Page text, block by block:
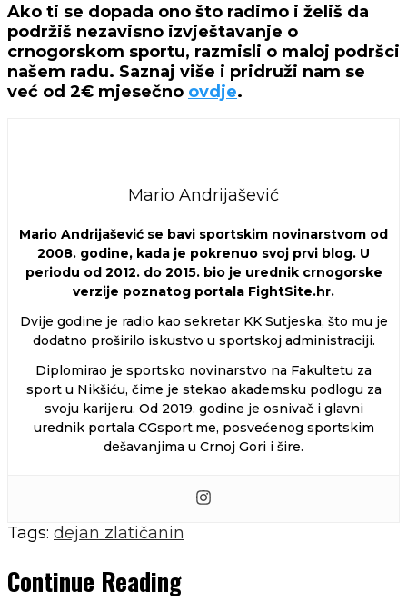
Ako ti se dopada ono što radimo i želiš da
podržiš nezavisno izvještavanje o
crnogorskom sportu, razmisli o maloj podršci
našem radu. Saznaj više i pridruži nam se
već od 2€ mjesečno ovdje.
Mario Andrijašević
Mario Andrijašević se bavi sportskim novinarstvom od
2008. godine, kada je pokrenuo svoj prvi blog. U
periodu od 2012. do 2015. bio je urednik crnogorske
verzije poznatog portala FightSite.hr.
Dvije godine je radio kao sekretar KK Sutjeska, što mu je
dodatno proširilo iskustvo u sportskoj administraciji.
Diplomirao je sportsko novinarstvo na Fakultetu za
sport u Nikšiću, čime je stekao akademsku podlogu za
svoju karijeru. Od 2019. godine je osnivač i glavni
urednik portala CGsport.me, posvećenog sportskim
dešavanjima u Crnoj Gori i šire.
Tags: dejan zlatičanin
Continue Reading